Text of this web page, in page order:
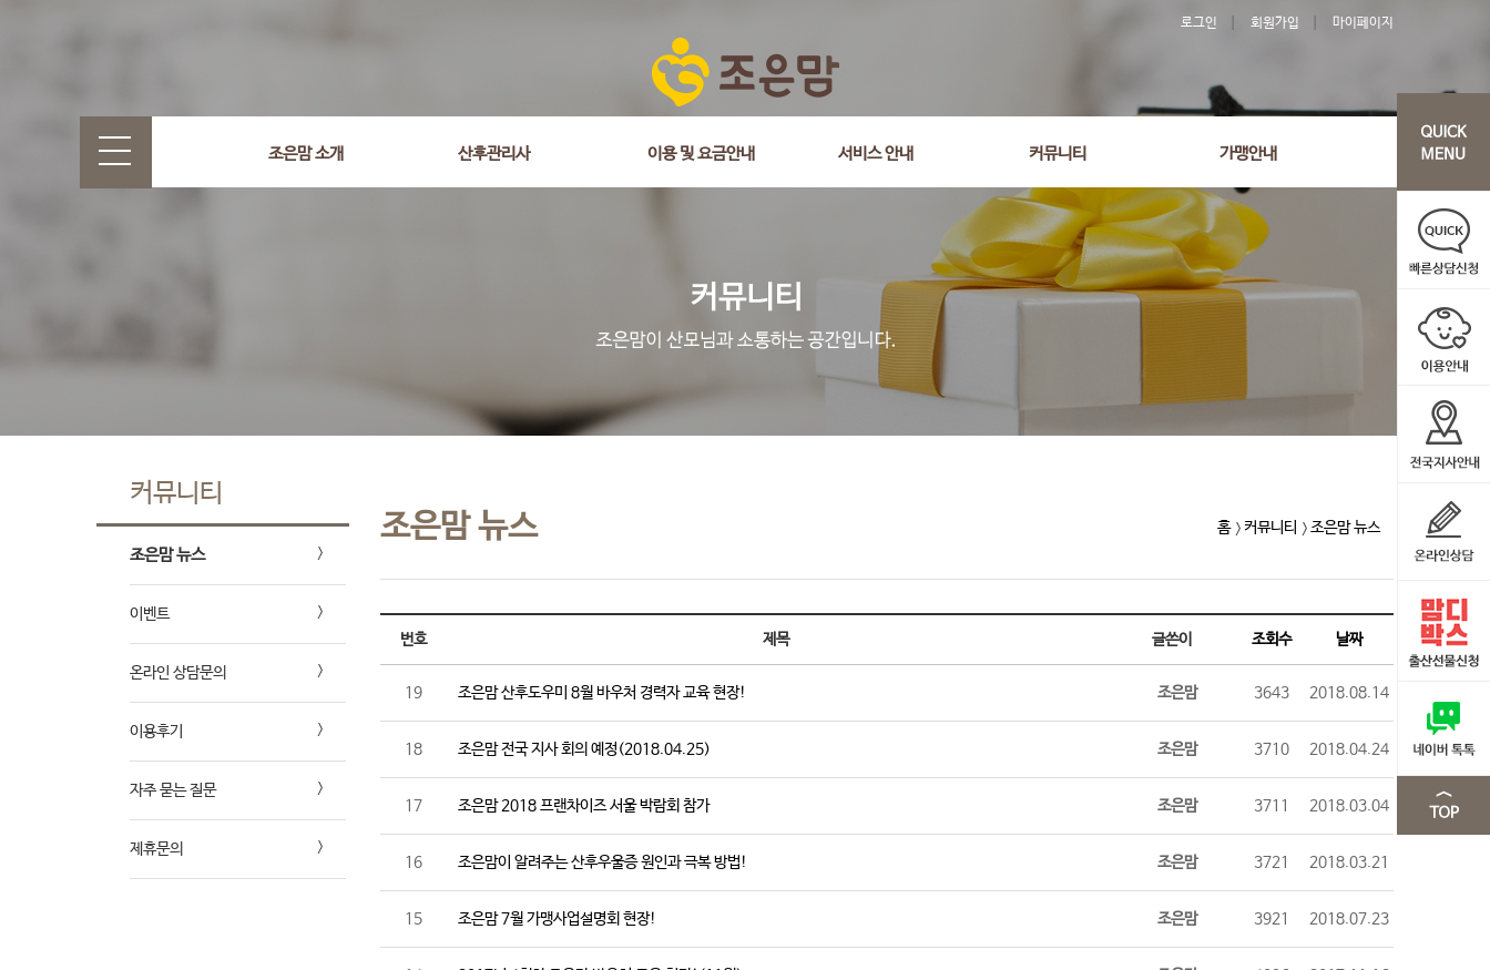
로그인 회원가입 마이페이지
조은맘 소개 산후관리사 이용 및 요금안내 서비스 안내 커뮤니티 가맹안내
커뮤니티
조은맘 뉴스
이벤트
온라인 상담문의
이용후기
자주 묻는 질문
제휴문의
조은맘 뉴스 홈 커뮤니티 조은맘 뉴스
번호 제목 글쓴이 조회수 날짜
19 조은맘 산후도우미 8월 바우처 경력자 교육 현장! 조은맘 3643 2018.08.14
18 조은맘 전국 지사 회의 예정(2018.04.25) 조은맘 3710 2018.04.24
17 조은맘 2018 프랜차이즈 서울 박람회 참가 조은맘 3711 2018.03.04
16 조은맘이 알려주는 산후우울증 원인과 극복 방법! 조은맘 3721 2018.03.21
15 조은맘 7월 가맹사업설명회 현장! 조은맘 3921 2018.07.23